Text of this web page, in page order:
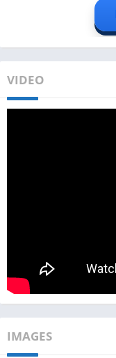
VIDEO
IMAGES